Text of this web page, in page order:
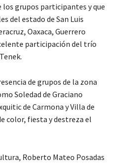
los grupos participantes y que
del estado de San Luis
Oaxaca, Guerrero
participación del trío
de grupos de la zona
Soledad de Graciano
de Carmona y Villa de
color, fiesta y destreza el
Roberto Mateo Posadas